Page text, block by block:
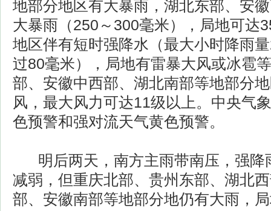
地部分地区有大暴雨，湖北东部、安
大暴雨（250～300毫米），局地可达
地区伴有短时强降水（最大小时降雨
过80毫米），局地有雷暴大风或冰雹
部、安徽中西部、湖北南部等地部分
风，最大风力可达11级以上。中央气
色预警和强对流天气黄色预警。
明后两天，南方主雨带南压，强降
减弱，但重庆北部、贵州东部、湖北
部、安徽南部等地部分地仍有大雨，